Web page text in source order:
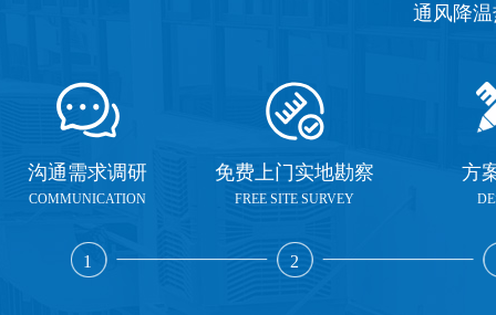
通风降
沟通需求调研
COMMUNICATION
1
免费上门实地勘察
FREE SITE SURVEY
2
方